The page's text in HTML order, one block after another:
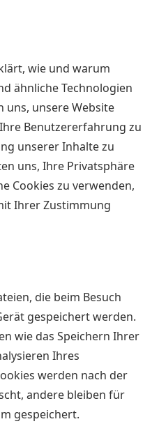
wie und warum
ähnliche Technologien
uns, unsere Website
Benutzererfahrung zu
unserer Inhalte zu
uns, Ihre Privatsphäre
Cookies zu verwenden,
Ihrer Zustimmung
die beim Besuch
gespeichert werden.
wie das Speichern Ihrer
Ihres
werden nach der
andere bleiben für
gespeichert.